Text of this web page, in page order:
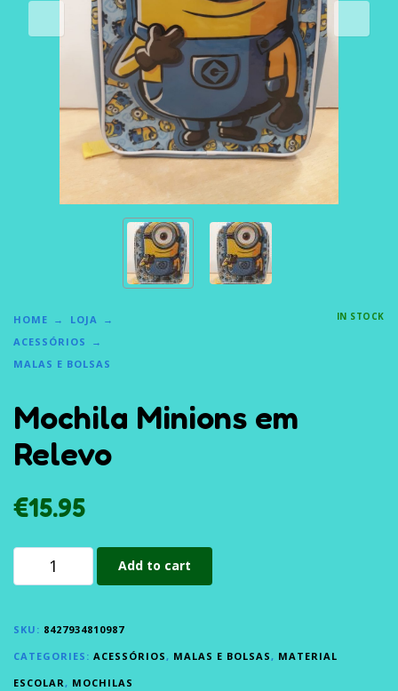
HOME
LOJA
ACESSÓRIOS
MALAS E BOLSAS
IN STOCK
Mochila Minions em
Relevo
€15.95
Add to cart
SKU: 8427934810987
CATEGORIES: ACESSÓRIOS, MALAS E BOLSAS, MATERIAL
ESCOLAR, MOCHILAS